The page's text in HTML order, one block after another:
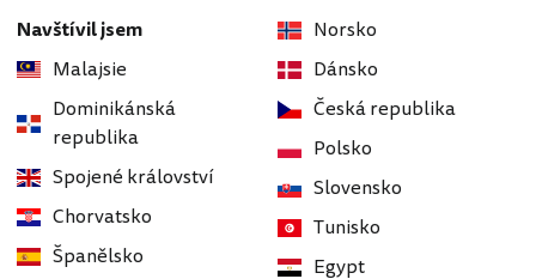
Navštívil jsem
Malajsie
Dominikánská
republika
Spojené království
Chorvatsko
Španělsko
Norsko
Dánsko
Česká republika
Polsko
Slovensko
Tunisko
Egypt